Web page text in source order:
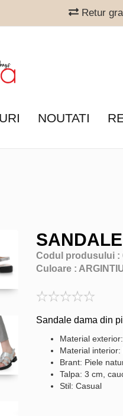
Retur
NOUTATI
Codul produsului :
Culoare :
Sandale dama din
Material
Material interior:
Brant: Piele
Talpa: 3 cm,
Stil: Casual